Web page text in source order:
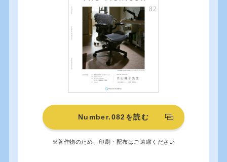
Number.082を読む
※著作物のため、印刷・配布はご遠慮ください